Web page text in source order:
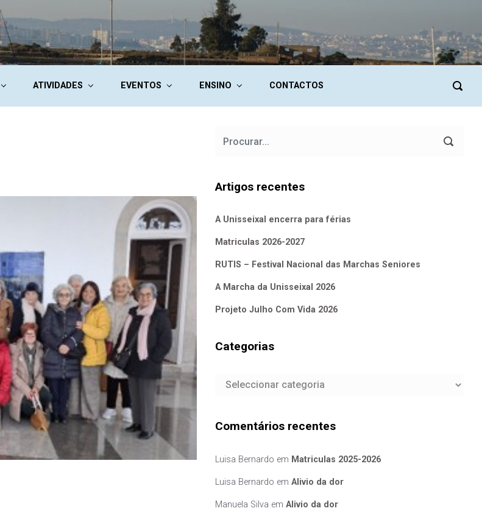
ATIVIDADES EVENTOS ENSINO CONTACTOS
Artigos recentes
A Unisseixal encerra para férias
Matriculas 2026-2027
RUTIS – Festival Nacional das Marchas Seniores
A Marcha da Unisseixal 2026
Projeto Julho Com Vida 2026
Categorias
Categorias
Comentários recentes
Luisa Bernardo em Matriculas 2025-2026
Luisa Bernardo em Alivio da dor
Manuela Silva em Alivio da dor